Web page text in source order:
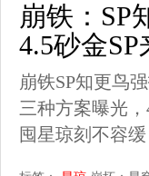
崩铁：SP
4.5砂金SP
崩铁SP知更鸟
三种方案曝光
囤星琼刻不容缓